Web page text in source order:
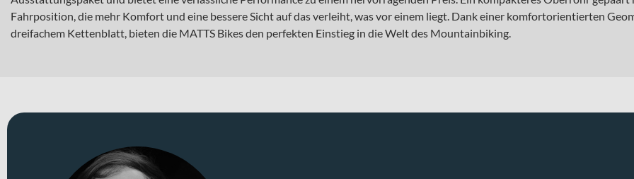
Fahrposition, die mehr Komfort und eine bessere Sicht auf das verleiht, was vor einem liegt. Dank einer komfortorientierten
dreifachem Kettenblatt, bieten die MATTS Bikes den perfekten Einstieg in die Welt des Mountainbiking.